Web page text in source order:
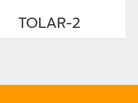
TOLAR-2